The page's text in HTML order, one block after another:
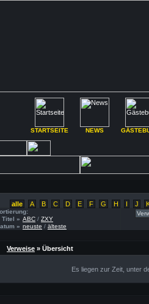
STARTSEITE NEWS
alle A B C D E F G H I J
Titel » ABC / ZXY
» neuste / älteste
Verweise » Übersicht
Es liegen zur Zeit, unter